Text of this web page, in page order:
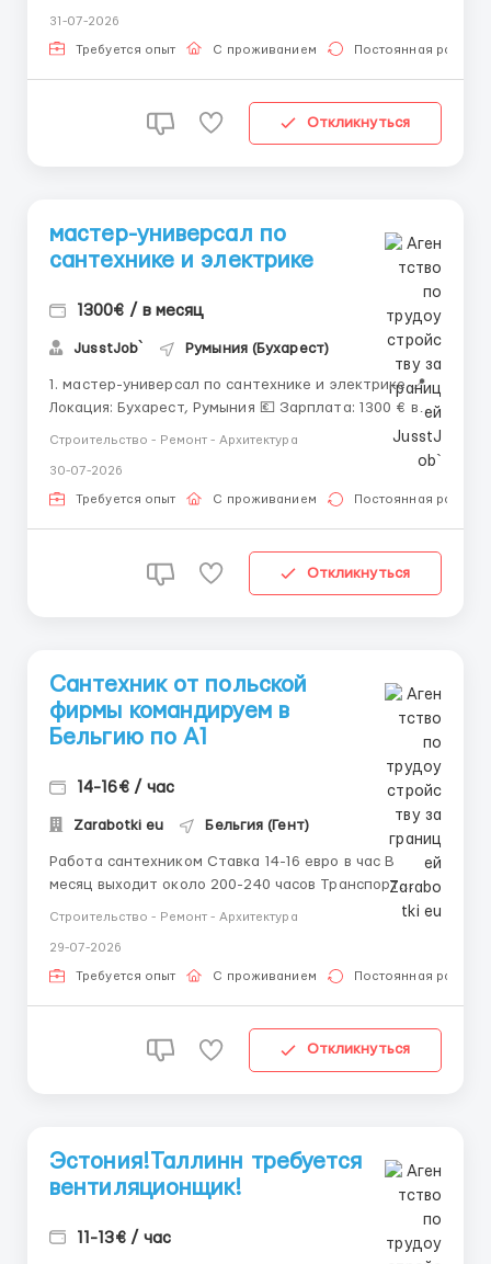
работу в сложившимся коллективе; - заработную
плату для квалифицированного сантехника 9,5
31-07-2026
Требуется опыт С проживанием Постоянная работа
Откликнуться
мастер-универсал по
сантехнике и электрике
1300€ / в месяц
JusstJob` Румыния (Бухарест)
1. мастер-универсал по сантехнике и электрике 📍
Локация: Бухарест, Румыния 💶 Зарплата: 1300 € в
воскресенье — выходной. Возможны переработки. ⏳
Часов в месяц: 200 🏠 Проживание: бесплатно,
квартира (до 2 че...
Строительство - Ремонт - Архитектура
30-07-2026
Требуется опыт С проживанием Постоянная работа
Откликнуться
Сантехник от польской
фирмы командируем в
Бельгию по А1
14-16€ / час
Zarabotki eu Бельгия (Гент)
Работа сантехником Ставка 14-16 евро в час В
месяц выходит около 200-240 часов Транспорт
побыта, паспорт ЕС. Звоните на
Viber/WhatsApp +380689135811 ...
Строительство - Ремонт - Архитектура
29-07-2026
Требуется опыт С проживанием Постоянная работа
Откликнуться
Эстония!Таллинн требуется
вентиляционщик!
11-13€ / час